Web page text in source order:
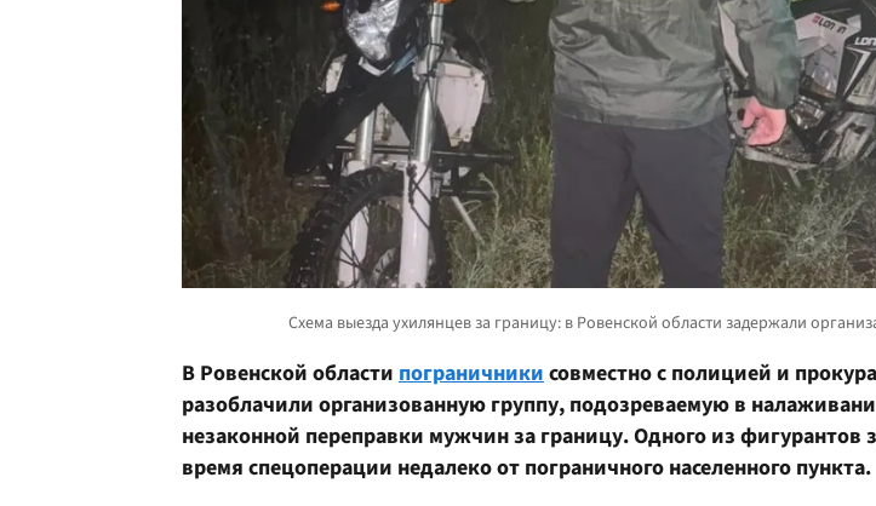
В Ровенской области пограничники совместно с полицией и
разоблачили организованную группу, подозреваемую в
незаконной переправки мужчин за границу. Одного из фигурантов
время спецоперации недалеко от пограничного населенного пункта.